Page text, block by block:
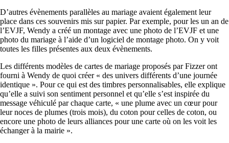
D’autres évènements parallèles au mariage avaient également leur
place dans ces souvenirs mis sur papier. Par exemple, pour les un an de
l’EVJF, Wendy a créé un montage avec une photo de l’EVJF et une
photo du mariage à l’aide d’un logiciel de montage photo. On y voit
toutes les filles présentes aux deux évènements.
Les différents modèles de cartes de mariage proposés par Fizzer ont
fourni à Wendy de quoi créer « des univers différents d’une journée
identique ». Pour ce qui est des timbres personnalisables, elle explique
qu’elle a suivi son sentiment personnel et qu’elle s’est inspirée du
message véhiculé par chaque carte, « une plume avec un cœur pour
leur noces de plumes (trois mois), du coton pour celles de coton, ou
encore une photo de leurs alliances pour une carte où on les voit les
échanger à la mairie ».